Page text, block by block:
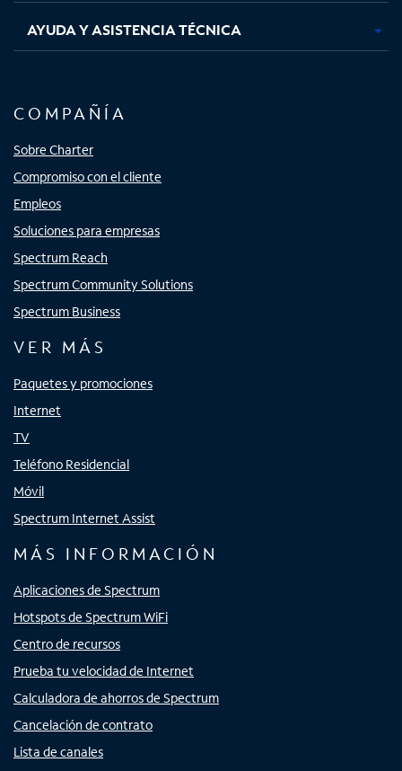
AYUDA Y ASISTENCIA TÉCNICA
COMPAÑÍA
Sobre Charter
Compromiso con el cliente
Empleos
Soluciones para empresas
Spectrum Reach
Spectrum Community Solutions
Spectrum Business
VER MÁS
Paquetes y promociones
Internet
TV
Teléfono Residencial
Móvil
Spectrum Internet Assist
MÁS INFORMACIÓN
Aplicaciones de Spectrum
Hotspots de Spectrum WiFi
Centro de recursos
Prueba tu velocidad de Internet
Calculadora de ahorros de Spectrum
Cancelación de contrato
Lista de canales